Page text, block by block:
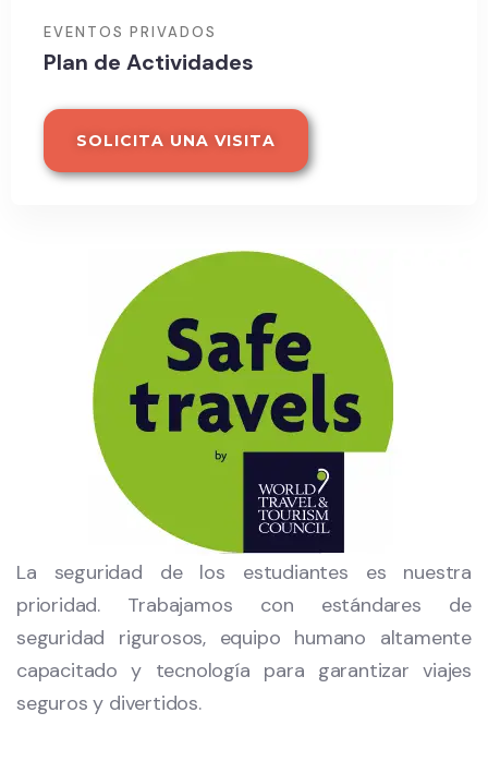
EVENTOS PRIVADOS
Plan de Actividades
SOLICITA UNA VISITA
La seguridad de los estudiantes es nuestra
prioridad. Trabajamos con estándares de
seguridad rigurosos, equipo humano altamente
capacitado y tecnología para garantizar viajes
seguros y divertidos.